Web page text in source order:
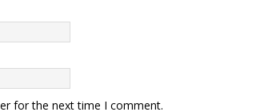
for the next time I comment.